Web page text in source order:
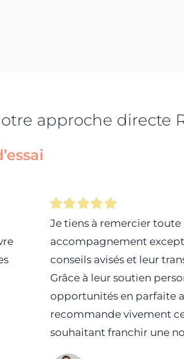
approche directe
Je tiens à remercier
accompagnement
conseils avisés et leur
Grâce à leur soutien
opportunités en parfaite
recommande vivement
souhaitant franchir une